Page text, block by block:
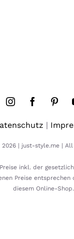
|
| just-style.me | All
inkl. der
Preise entsprechen
diesem Online-Shop.